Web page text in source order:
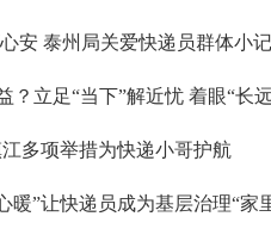
安 泰州局关爱快递员群体小记
？立足“当下”解近忧 着眼“长
多项举措为快递小哥护航
暖”让快递员成为基层治理“家